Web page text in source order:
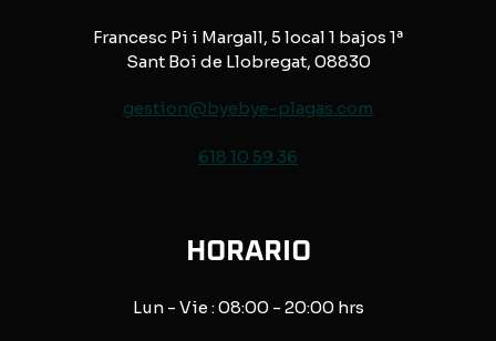
Francesc Pi i Margall, 5 local 1 bajos 1ª
Sant Boi de Llobregat, 08830
gestion@byebye-plagas.com
618 10 59 36
HORARIO
Lun - Vie : 08:00 - 20:00 hrs